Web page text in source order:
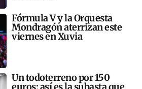
Fórmula V y la Orquesta
Mondragón aterrizan este
viernes en Xuvia
Un todoterreno por 150